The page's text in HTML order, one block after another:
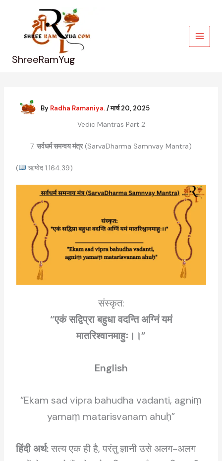
ShreeRamYug
By Radha Ramaniya./मार्च 20, 2025
Vedic Mantras Part 2
7. सर्वधर्म समन्वय मंत्र(SarvaDharma Samnvay Mantra)
( ऋग्वेद 1.164.39)
संस्कृत:
“एकं सद्विप्रा बहुधा वदन्ति अग्निं यमं
मातरिश्वानमाहुः।।”
English
“Ekam sad vipra bahudha vadanti, agniṃ
yamaṃ matarisvanam ahuḥ”
हिंदी अर्थ:सत्य एक ही है, परंतु ज्ञानी उसे अलग-अलग